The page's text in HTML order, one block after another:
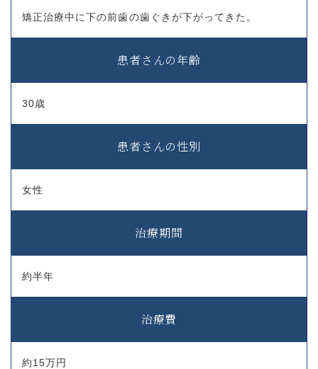
矯正治療中に下の前歯の歯ぐきが下がってきた。
患者さんの年齢
30歳
患者さんの性別
女性
治療期間
約半年
治療費
約15万円